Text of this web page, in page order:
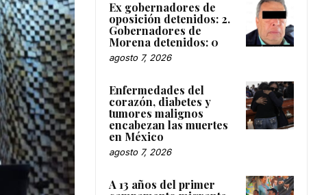
Ex gobernadores de
oposición detenidos: 2.
Gobernadores de
Morena detenidos: 0
agosto 7, 2026
Enfermedades del
corazón, diabetes y
tumores malignos
encabezan las muertes
en México
agosto 7, 2026
A 13 años del primer